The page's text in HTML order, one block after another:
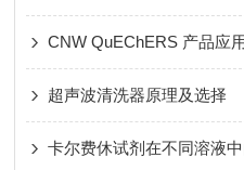
CNW QuEChERS 产品应
超声波清洗器原理及选择
卡尔费休试剂在不同溶液